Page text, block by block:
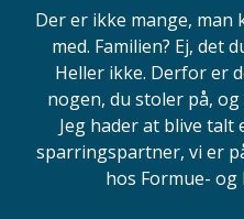
Der er ikke mange,
med. Familien? Ej, det
Heller ikke. Derfor er
nogen, du stoler på,
Jeg hader at blive
sparringspartner, vi er
hos Formue-